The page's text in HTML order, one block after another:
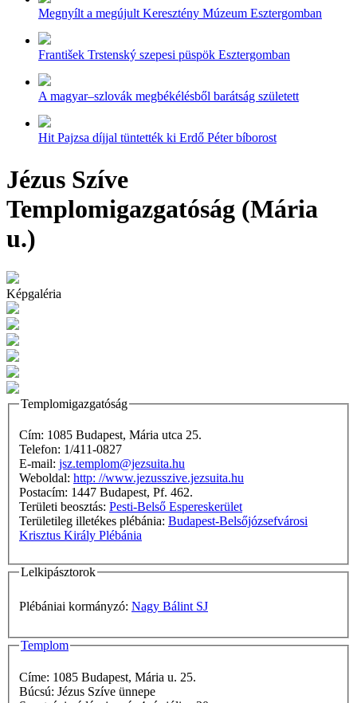
Megnyílt a megújult Keresztény Múzeum Esztergomban
František Trstenský szepesi püspök Esztergomban
A magyar–szlovák megbékélésből barátság született
Hit Pajzsa díjjal tüntették ki Erdő Péter bíborost
Jézus Szíve
Templomigazgatóság (Mária
u.)
Képgaléria
Templomigazgatóság
Cím: 1085 Budapest, Mária utca 25.
Telefon: 1/411-0827
E-mail: jsz.templom@jezsuita.hu
Weboldal: http: //www.jezusszive.jezsuita.hu
Postacím: 1447 Budapest, Pf. 462.
Területi beosztás: Pesti-Belső Espereskerület
Területileg illetékes plébánia: Budapest-Belsőjózsefvárosi
Krisztus Király Plébánia
Lelkipásztorok
Plébániai kormányzó: Nagy Bálint SJ
Templom
Címe: 1085 Budapest, Mária u. 25.
Búcsú: Jézus Szíve ünnepe